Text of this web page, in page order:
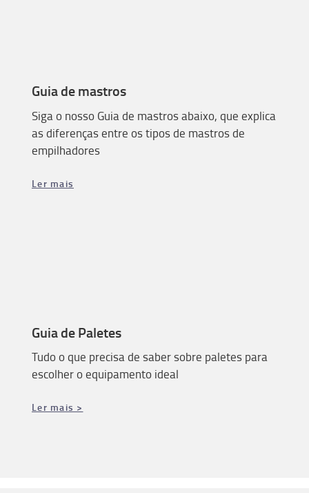
Guia de mastros
Siga o nosso Guia de mastros abaixo, que explica
as diferenças entre os tipos de mastros de
empilhadores
Ler mais
Guia de Paletes
Tudo o que precisa de saber sobre paletes para
escolher o equipamento ideal
Ler mais >